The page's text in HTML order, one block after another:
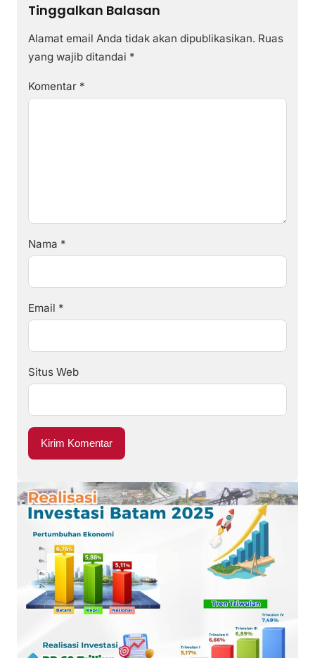
Tinggalkan Balasan
Alamat email Anda tidak akan dipublikasikan. Ruas
yang wajib ditandai *
Komentar *
Nama *
Email *
Situs Web